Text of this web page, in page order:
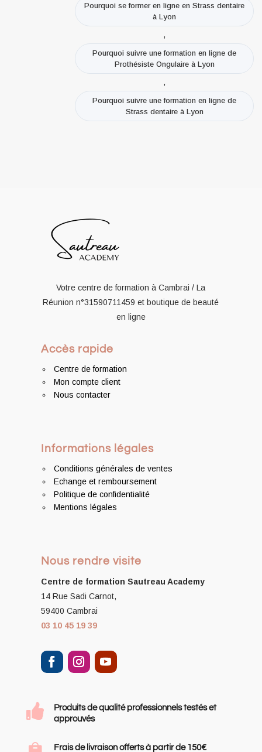
Pourquoi se former en ligne en Strass dentaire
à Lyon
,
Pourquoi suivre une formation en ligne de
Prothésiste Ongulaire à Lyon
,
Pourquoi suivre une formation en ligne de
Strass dentaire à Lyon
Votre centre de formation à Cambrai / La
Réunionn°31590711459 et boutique de beauté
en ligne
Accès rapide
Centre de formation
Mon compte client
Nous contacter
Informations légales
Conditions générales de ventes
Echange et remboursement
Politique de confidentialité
Mentions légales
Nous rendre visite
Centre de formation Sautreau Academy
14 Rue Sadi Carnot,
59400 Cambrai
03 10 45 19 39

Produits de qualité professionnels testés et
approuvés
Frais de livraison offerts à partir de 150€